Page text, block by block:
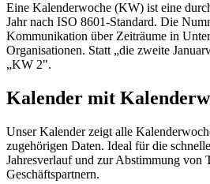
Eine Kalenderwoche (KW) ist eine
Jahr nach ISO 8601-Standard. Die
Kommunikation über Zeiträume in
Organisationen. Statt „die zweite
„KW 2".
Kalender mit
Unser Kalender zeigt alle
zugehörigen Daten. Ideal für die
Jahresverlauf und zur Abstimmung von
Geschäftspartnern.